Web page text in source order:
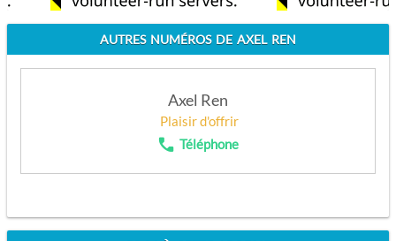
AUTRES NUMÉROS DE AXEL REN
Axel Ren
Plaisir d'offrir
Téléphone
APPELEZ